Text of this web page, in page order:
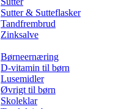
Sutter & Sutteflasker
Tandfrembrud
Zinksalve
Børneernæring
D-vitamin til børn
Lusemidler
Øvrigt til børn
Skoleklar